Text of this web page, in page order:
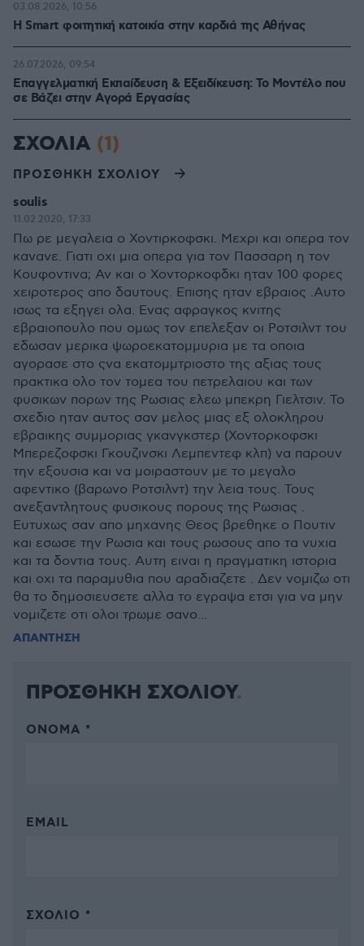
Η Smart φοιτητική κατοικία στην καρδιά της Αθήνας
03.08.2026, 10:56
Επαγγελματική Εκπαίδευση & Εξειδίκευση: Το Mοντέλο που
σε Bάζει στην Aγορά Eργασίας
26.07.2026, 09:54
ΣΧΟΛΙΑ (1)
ΠΡΟΣΘΗΚΗ ΣΧΟΛΙΟΥ
soulis
11.02.2020, 17:33
Πω ρε μεγαλεια ο Χοντιρκοφσκι. Μεχρι και οπερα τον
κανανε. Γιατι οχι μια οπερα για τον Πασσαρη η τον
Κουφοντινα; Αν και ο Χοντορκοφδκι ηταν 100 φορες
χειροτερος απο δαυτους. Επισης ηταν εβραιος .Αυτο
ισως τα εξηγει ολα. Ενας αφραγκος κνιτης
εβραιοπουλο που ομως τον επελεξαν οι Ροτσιλντ του
εδωσαν μερικα ψωροεκατομμυρια με τα οποια
αγορασε στο ςνα εκατομμτριοστο της αξιας τους
πρακτικα ολο τον τομεα του πετρελαιου και των
φυσικων πορων της Ρωσιας ελεω μπεκρη Γιελτσιν. Το
σχεδιο ηταν αυτος σαν μελος μιας εξ ολοκληρου
εβραικης συμμοριας γκανγκστερ (Χοντορκοφσκι
Μπερεζοφσκι Γκουζινσκι Λεμπεντεφ κλπ) να παρουν
την εξουσια και να μοιραστουν με το μεγαλο
αφεντικο (βαρωνο Ροτσιλντ) την λεια τους. Τους
ανεξαντλητους φυσικους πορους της Ρωσιας .
Ευτυχως σαν απο μηχανης Θεος βρεθηκε ο Πουτιν
και εσωσε την Ρωσια και τους ρωσους απο τα νυχια
και τα δοντια τους. Αυτη ειναι η πραγματικη ιστορια
και οχι τα παραμυθια που αραδιαζετε . Δεν νομιζω οτι
θα το δημοσιευσετε αλλα το εγραψα ετσι για να μην
νομιζετε οτι ολοι τρωμε σανο...
ΑΠΑΝΤΗΣΗ
ΠΡΟΣΘΗΚΗ ΣΧΟΛΙΟΥ
ΌΝΟΜΑ *
EMAIL
ΣΧΌΛΙΟ *